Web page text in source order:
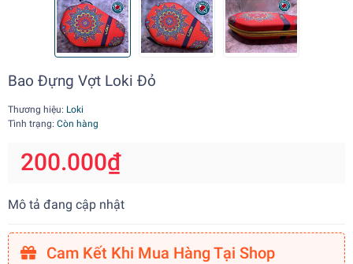
Bao Đựng Vợt Loki Đỏ
Thương hiệu: Loki
Tình trạng: Còn hàng
200.000₫
Mô tả đang cập nhật
Cam Kết Khi Mua Hàng Tại Shop